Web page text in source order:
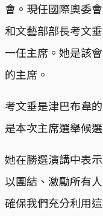
會。現任國際奧委
和文藝部部長考文
一任主席。她是該
的主席。
考文垂是津巴布韋
是本次主席選舉候
她在勝選演講中表
以團結、激勵所有
確保我們充分利用